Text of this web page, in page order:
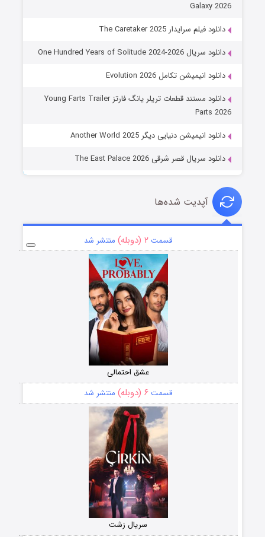
Galaxy 2026
دانلود فیلم سرایدار The Caretaker 2025
دانلود سریال One Hundred Years of Solitude 2024-2026
دانلود انیمیشن تکامل Evolution 2026
دانلود مستند قطعات تریلر یانگ فارتز Young Farts Trailer
Parts 2026
دانلود انیمیشن دنیایی دیگر Another World 2025
دانلود سریال قصر شرقی The East Palace 2026
آپدیت شده‌ها
قسمت ۲ (دوبله) منتشر شد
عشق احتمالی
قسمت ۶ (دوبله) منتشر شد
سریال زشت